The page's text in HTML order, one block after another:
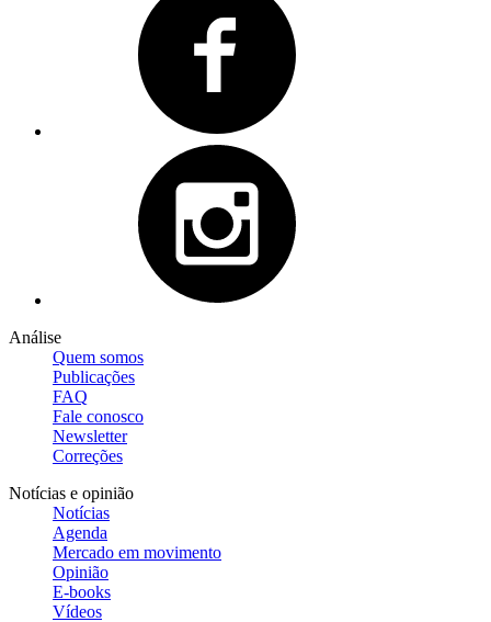
Análise
Quem somos
Publicações
FAQ
Fale conosco
Newsletter
Correções
Notícias e opinião
Notícias
Agenda
Mercado em movimento
Opinião
E-books
Vídeos